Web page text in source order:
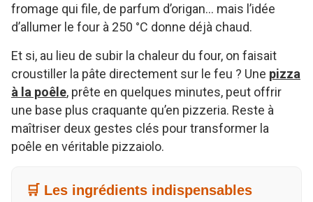
fromage qui file, de parfum d’origan… mais l’idée
d’allumer le four à 250 °C donne déjà chaud.
Et si, au lieu de subir la chaleur du four, on faisait
croustiller la pâte directement sur le feu ? Une pizza
à la poêle, prête en quelques minutes, peut offrir
une base plus craquante qu’en pizzeria. Reste à
maîtriser deux gestes clés pour transformer la
poêle en véritable pizzaiolo.
🛒 Les ingrédients indispensables